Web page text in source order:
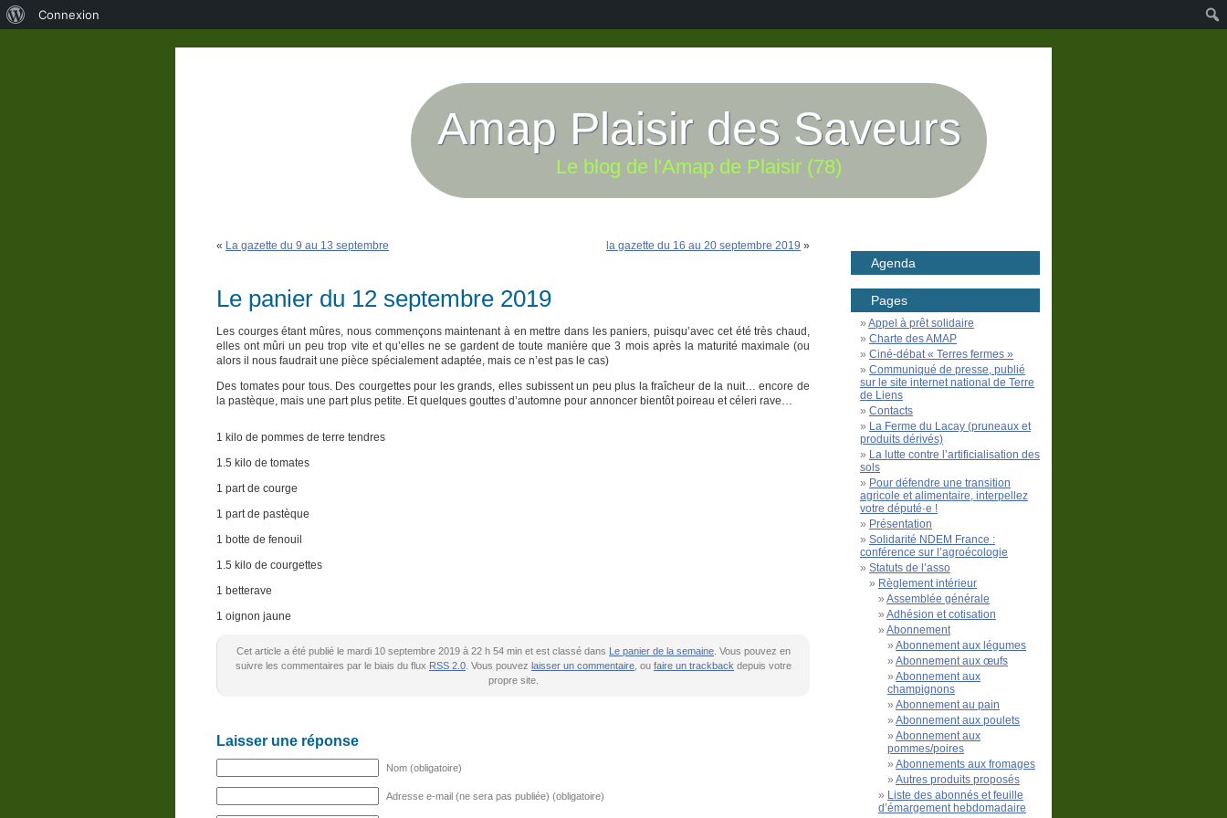
Amap Plaisir des Saveurs
Le blog de l'Amap de Plaisir (78)
« La gazette du 9 au 13 septembre la gazette du 16 au 20 septembre 2019 »
Le panier du 12 septembre 2019
Les courges étant mûres, nous commençons maintenant à en mettre dans les paniers, puisqu’avec cet été très chaud,
elles ont mûri un peu trop vite et qu’elles ne se gardent de toute manière que 3 mois après la maturité maximale (ou
alors il nous faudrait une pièce spécialement adaptée, mais ce n’est pas le cas)
Des tomates pour tous. Des courgettes pour les grands, elles subissent un peu plus la fraîcheur de la nuit… encore de
la pastèque, mais une part plus petite. Et quelques gouttes d’automne pour annoncer bientôt poireau et céleri rave…
1 kilo de pommes de terre tendres
1.5 kilo de tomates
1 part de courge
1 part de pastèque
1 botte de fenouil
1.5 kilo de courgettes
1 betterave
1 oignon jaune
Cet article a été publié le mardi 10 septembre 2019 à 22 h 54 min et est classé dans Le panier de la semaine . Vous pouvez en
suivre les commentaires par le biais du flux RSS 2.0 . Vous pouvez laisser un commentaire , ou faire un trackback depuis votre
propre site.
Laisser une réponse
Nom (obligatoire)
Adresse e-mail (ne sera pas publiée) (obligatoire)
Agenda
Pages
Appel à prêt solidaire
Charte des AMAP
Ciné-débat « Terres fermes »
Communiqué de presse, publié
sur le site internet national de Terre
de Liens
Contacts
La Ferme du Lacay (pruneaux et
produits dérivés)
La lutte contre l’artificialisation des
sols
Pour défendre une transition
agricole et alimentaire, interpellez
votre député·e !
Présentation
Solidarité NDEM France :
conférence sur l’agroécologie
Statuts de l’asso
Règlement intérieur
Assemblée générale
Adhésion et cotisation
Abonnement
Abonnement aux légumes
Abonnement aux œufs
Abonnement aux
champignons
Abonnement au pain
Abonnement aux poulets
Abonnement aux
pommes/poires
Abonnements aux fromages
Autres produits proposés
Liste des abonnés et feuille
d’émargement hebdomadaire
Connexion